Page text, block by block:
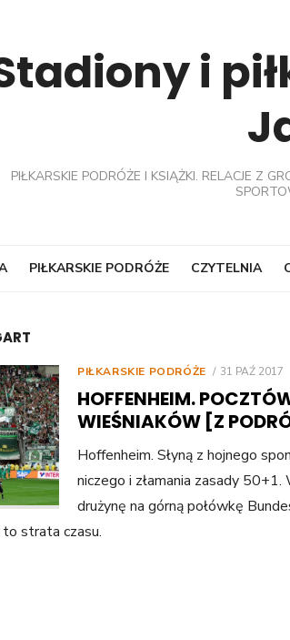
i
PIŁKARSKIE PODRÓŻE I KSIĄŻKI. RELACJE Z
PIŁKARSKIE PODRÓŻE CZYTELNIA
PIŁKARSKIE PODRÓŻE
POSTED
31 PAŹ 2017
HOFFENHEIM.
WIEŚNIAKÓW [Z
Hoffenheim. Słyną z hojnego
niczego i złamania zasady
drużynę na górną połówkę
strata czasu.